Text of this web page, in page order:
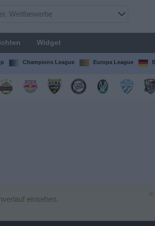
Widget
Champions League Europa League
einsehen.